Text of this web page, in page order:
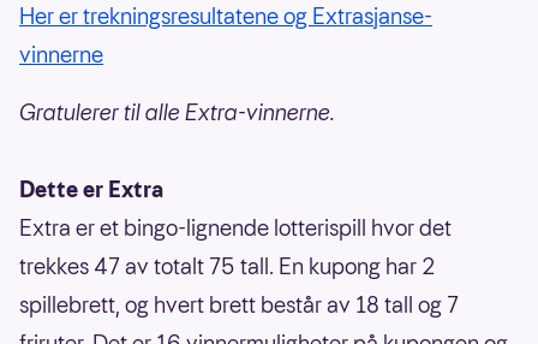
Her er trekningsresultatene og Extrasjanse-
vinnerne
Gratulerer til alle Extra-vinnerne.
Dette er Extra
Extra er et bingo-lignende lotterispill hvor det
trekkes 47 av totalt 75 tall. En kupong har 2
spillebrett, og hvert brett består av 18 tall og 7